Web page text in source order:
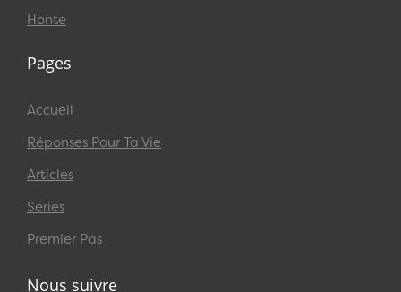
Honte
Pages
Accueil
Réponses Pour Ta Vie
Articles
Series
Premier Pas
Nous suivre